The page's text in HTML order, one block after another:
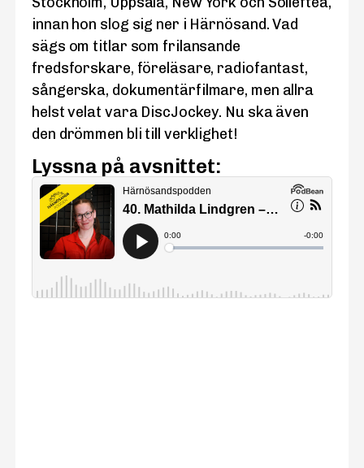
innan hon slog sig ner i Härnösand. Vad
sägs om titlar som frilansande
fredsforskare, föreläsare, radiofantast,
sångerska, dokumentärfilmare, men allra
helst velat vara DiscJockey. Nu ska även
den drömmen bli till verklighet!
Lyssna på avsnittet: